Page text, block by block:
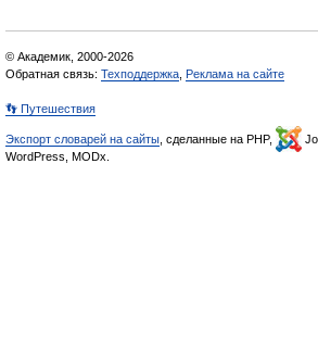
© Академик, 2000-2026
Обратная связь: Техподдержка Реклама на сайте
👣 Путешествия
Экспорт словарей на сайты , сделанные на PHP,
WordPress, MODx.